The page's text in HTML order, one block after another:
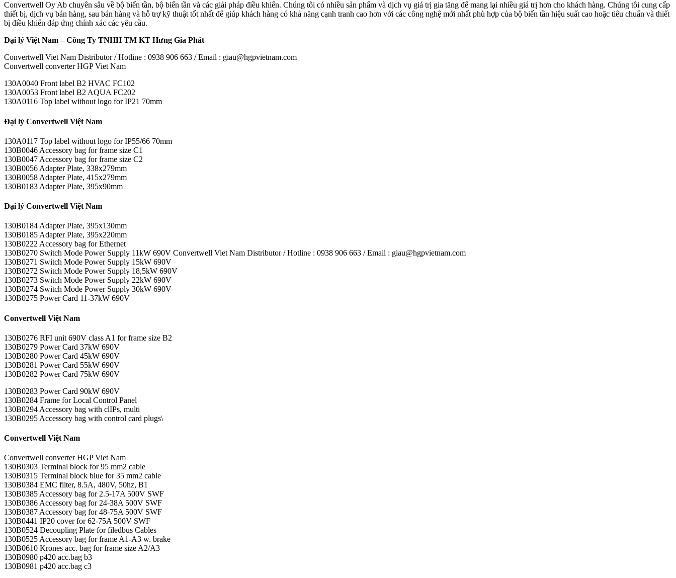
Convertwell Oy Ab chuyên sâu về bộ biến tần, bộ biến tần và các giải pháp điều khiển. Chúng tôi có nhiều sản phẩm và dịch vụ giá trị gia tăng để mang lại nhiều giá trị hơn cho khách hàng. Chúng tôi cung cấp
thiết bị, dịch vụ bán hàng, sau bán hàng và hỗ trợ kỹ thuật tốt nhất để giúp khách hàng có khả năng cạnh tranh cao hơn với các công nghệ mới nhất phù hợp của bộ biến tần hiệu suất cao hoặc tiêu chuẩn và thiết
bị điều khiển đáp ứng chính xác các yêu cầu.
Đại lý Việt Nam – Công Ty TNHH TM KT Hưng Gia Phát
Convertwell Viet Nam Distributor / Hotline : 0938 906 663 / Email : giau@hgpvietnam.com
Convertwell converter HGP Viet Nam
130A0040 Front label B2 HVAC FC102
130A0053 Front label B2 AQUA FC202
130A0116 Top label without logo for IP21 70mm
Đại lý Convertwell Việt Nam
130A0117 Top label without logo for IP55/66 70mm
130B0046 Accessory bag for frame size C1
130B0047 Accessory bag for frame size C2
130B0056 Adapter Plate, 338x279mm
130B0058 Adapter Plate, 415x279mm
130B0183 Adapter Plate, 395x90mm
Đại lý Convertwell Việt Nam
130B0184 Adapter Plate, 395x130mm
130B0185 Adapter Plate, 395x220mm
130B0222 Accessory bag for Ethernet
130B0270 Switch Mode Power Supply 11kW 690V Convertwell Viet Nam Distributor / Hotline : 0938 906 663 / Email : giau@hgpvietnam.com
130B0271 Switch Mode Power Supply 15kW 690V
130B0272 Switch Mode Power Supply 18,5kW 690V
130B0273 Switch Mode Power Supply 22kW 690V
130B0274 Switch Mode Power Supply 30kW 690V
130B0275 Power Card 11-37kW 690V
Convertwell Việt Nam
130B0276 RFI unit 690V class A1 for frame size B2
130B0279 Power Card 37kW 690V
130B0280 Power Card 45kW 690V
130B0281 Power Card 55kW 690V
130B0282 Power Card 75kW 690V
130B0283 Power Card 90kW 690V
130B0284 Frame for Local Control Panel
130B0294 Accessory bag with clIPs, multi
130B0295 Accessory bag with control card plugs\
Convertwell Việt Nam
Convertwell converter HGP Viet Nam
130B0303 Terminal block for 95 mm2 cable
130B0315 Terminal block blue for 35 mm2 cable
130B0384 EMC filter, 8.5A, 480V, 50hz, B1
130B0385 Accessory bag for 2.5-17A 500V SWF
130B0386 Accessory bag for 24-38A 500V SWF
130B0387 Accessory bag for 48-75A 500V SWF
130B0441 IP20 cover for 62-75A 500V SWF
130B0524 Decoupling Plate for filedbus Cables
130B0525 Accessory bag for frame A1-A3 w. brake
130B0610 Krones acc. bag for frame size A2/A3
130B0980 p420 acc.bag b3
130B0981 p420 acc.bag c3